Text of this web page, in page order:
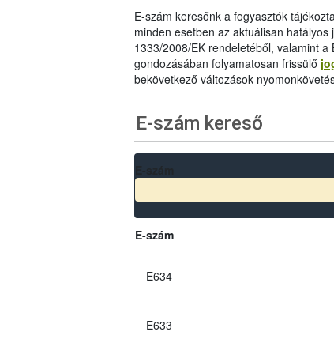
E-szám keresőnk a fogyasztók
minden esetben az aktuálisan
1333/2008/EK rendeletéből, valamint
gondozásában folyamatosan frissülő
bekövetkező változások
E-szám kereső
E-szám
E634
E633